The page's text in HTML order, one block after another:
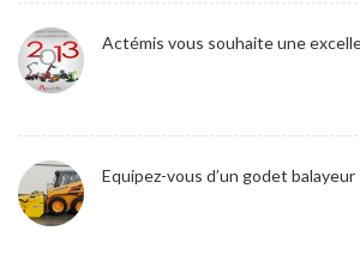
Actémis vous souhaite une
Equipez-vous d’un godet balayeur